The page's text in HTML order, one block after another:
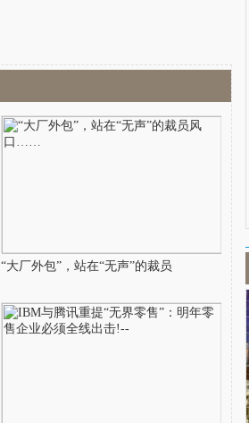
“大厂外包”，站在“无声”的裁员